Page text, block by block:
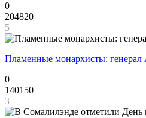
0
204820
5
Пламенные монархисты: генерал
0
140150
3